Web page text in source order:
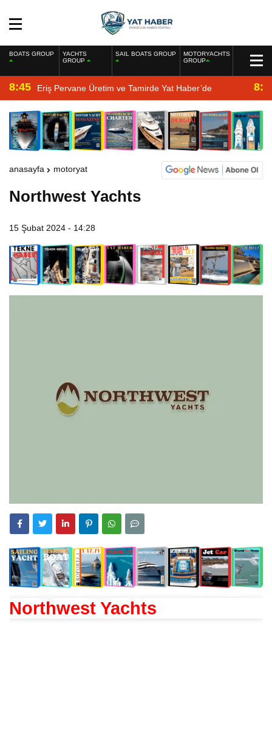
BOATS GROUP
YACHTS
GROUP
SAIL BOATS GROUP
MOTORYACHTS
GROUP
8:45 Eriş Pervane Üretim ve Tamirde Yat Haber’de
anasayfa motoryat
Northwest Yachts
15 Şubat 2024 - 14:28
Northwest Yachts